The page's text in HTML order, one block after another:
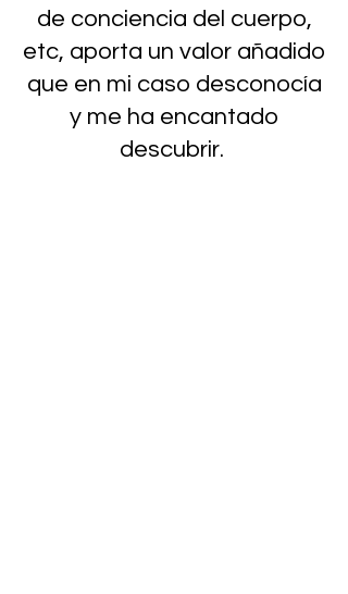
de conciencia del cuerpo,
etc, aporta un valor añadido
que en mi caso desconocía
y me ha encantado
descubrir.